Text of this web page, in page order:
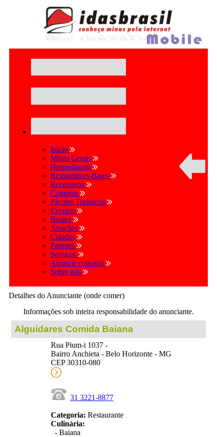
Início
Minas Gerais
Hospedagem
Restaurantes-Bares
Receptivos
Compras
Pacotes Turísticos
Eventos
Boates
Atrações
Cidades
Parques
Serviços
Anuncie conosco
Sobre nós
Detalhes do Anunciante (onde comer)
Informações sob inteira responsabilidade do anunciante.
Alguidares Comida Baiana
Rua Pium-i 1037 -
Bairro Anchieta - Belo Horizonte - MG
CEP 30310-080
31 3221-8877
Categoria: Restaurante
Culinária:
- Baiana